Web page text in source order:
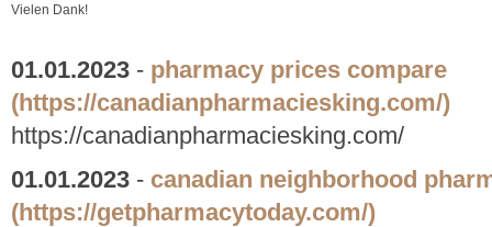
Vielen Dank!
01.01.2023 - pharmacy prices compare
(https://canadianpharmaciesking.com/)
https://canadianpharmaciesking.com/
01.01.2023 - canadian neighborhood
(https://getpharmacytoday.com/)